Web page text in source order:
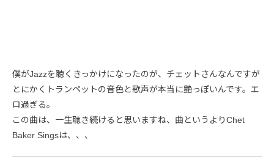
僕がJazzを聴くきっかけになったのが、チェットさんなんですが
とにかくトランペットの音色と歌声が本当に艶っぽいんです。エ
ロ過ぎる。
この曲は、一生聴き続けると思いますね、曲というよりChet
Baker Singsは、、、